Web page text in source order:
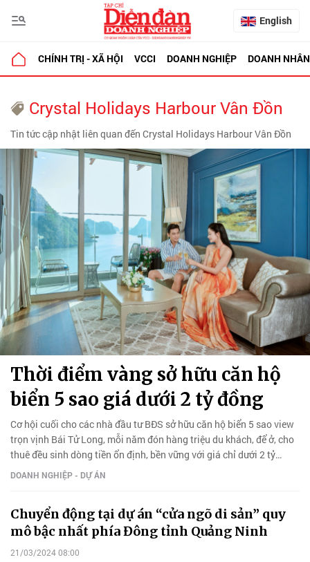
English
CHÍNH TRỊ - XÃ HỘI VCCI DOANH NGHIỆP DOANH NHÂN
Crystal Holidays Harbour Vân Đồn
Tin tức cập nhật liên quan đến Crystal Holidays Harbour Vân Đồn
Thời điểm vàng sở hữu căn hộ
biển 5 sao giá dưới 2 tỷ đồng
Cơ hội cuối cho các nhà đầu tư BĐS sở hữu căn hộ biển 5 sao view
trọn vịnh Bái Tử Long, mỗi năm đón hàng triệu du khách, để ở, cho
thuê đều sinh dòng tiền ổn định, bền vững với giá chỉ dưới 2 tỷ
đồng.
DOANH NGHIỆP - DỰ ÁN
Chuyển động tại dự án “cửa ngõ di sản” quy
mô bậc nhất phía Đông tỉnh Quảng Ninh
21/03/2024 08:00